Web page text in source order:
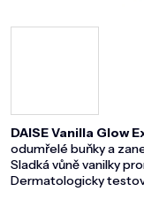
DAISE Vanilla Glow
odumřelé buňky a
Sladká vůně vanilky
Dermatologicky